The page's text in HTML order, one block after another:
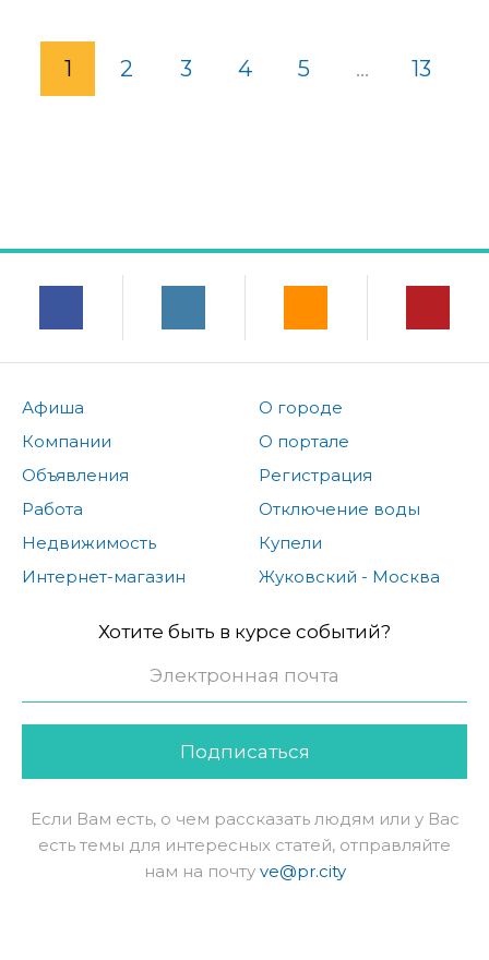
1 2 3 4 5 ... 13
Афиша
Компании
Объявления
Работа
Недвижимость
Интернет-магазин
О городе
О портале
Регистрация
Отключение воды
Купели
Жуковский - Москва
Хотите быть в курсе событий?
Подписаться
Если Вам есть, о чем рассказать людям или у Вас
есть темы для интересных статей, отправляйте
нам на почту ve@pr.city